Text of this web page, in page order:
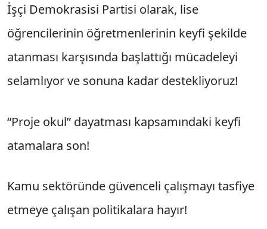
İşçi Demokrasisi Partisi olarak, lise
öğrencilerinin öğretmenlerinin keyfi şekilde
atanması karşısında başlattığı mücadeleyi
selamlıyor ve sonuna kadar destekliyoruz!
“Proje okul” dayatması kapsamındaki keyfi
atamalara son!
Kamu sektöründe güvenceli çalışmayı tasfiye
etmeye çalışan politikalara hayır!